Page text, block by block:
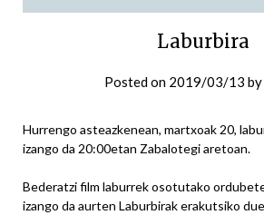
Laburbira
Posted on 2019/03/13 by
Hurrengo asteazkenean, martxoak 20,
izango da 20:00etan Zabalotegi aretoan.
Bederatzi film laburrek osotutako
izango da aurten Laburbirak erakutsiko